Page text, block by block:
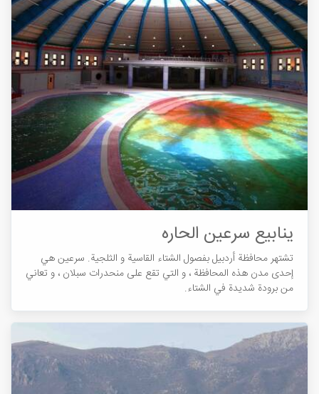
ينابيع سرعين الحاره
تشتهر محافظة أردبيل بفصول الشتاء القاسية و الثلجية. سرعین هي
إحدى مدن هذه المحافظة ، و التي تقع على منحدرات سبلان ، و تعاني
من برودة شديدة في الشتاء.